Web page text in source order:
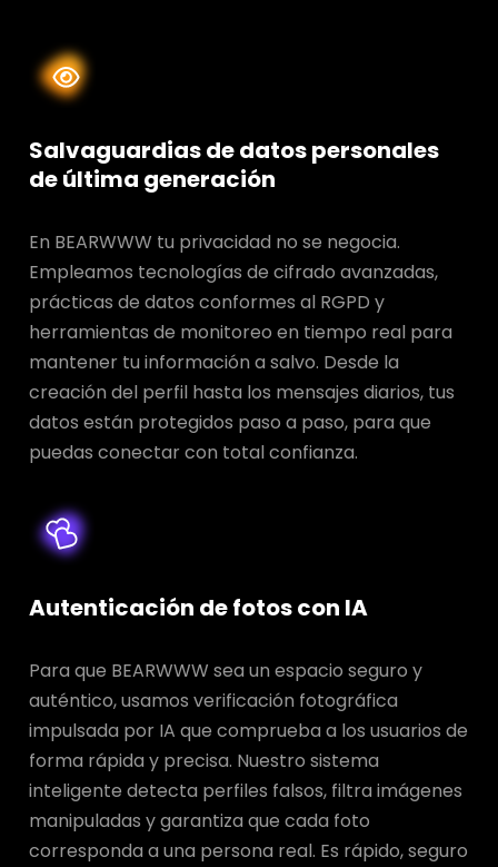
Salvaguardias de datos personales
de última generación
En BEARWWW tu privacidad no se negocia.
Empleamos tecnologías de cifrado avanzadas,
prácticas de datos conformes al RGPD y
herramientas de monitoreo en tiempo real para
mantener tu información a salvo. Desde la
creación del perfil hasta los mensajes diarios, tus
datos están protegidos paso a paso, para que
puedas conectar con total confianza.
Autenticación de fotos con IA
Para que BEARWWW sea un espacio seguro y
auténtico, usamos verificación fotográfica
impulsada por IA que comprueba a los usuarios de
forma rápida y precisa. Nuestro sistema
inteligente detecta perfiles falsos, filtra imágenes
manipuladas y garantiza que cada foto
corresponda a una persona real. Es rápido, seguro